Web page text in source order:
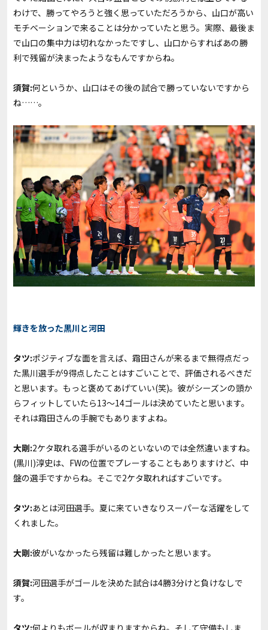
わけで、勝ってやろうと強く思っていただろうから、山口が高い
モチベーションで来ることは分かっていたと思う。実際、最後ま
で山口の集中力は切れなかったですし、山口からすればあの勝
利で残留が決まったようなもんですからね。
須賀:何というか、山口はその後の試合で勝っていないですから
ね……。
輝きを放った黒川と河田
タツ:ポジティブな面を言えば、霜田さんが来るまで無得点だっ
た黒川選手が9得点したことはすごいことで、評価されるべきだ
と思います。もっと褒めてあげていい(笑)。彼がシーズンの頭か
らフィットしていたら13〜14ゴールは決めていたと思います。
それは霜田さんの手腕でもありますよね。
大剛:2ケタ取れる選手がいるのといないのでは全然違いますね。
(黒川)淳史は、FWの位置でプレーすることもありますけど、中
盤の選手ですからね。そこで2ケタ取れればすごいです。
タツ:あとは河田選手。夏に来ていきなりスーパーな活躍をして
くれました。
大剛:彼がいなかったら残留は難しかったと思います。
須賀:河田選手がゴールを決めた試合は4勝3分けと負けなしで
す。